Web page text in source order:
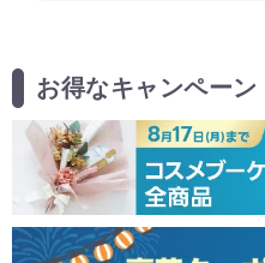
お得なキャンペーン